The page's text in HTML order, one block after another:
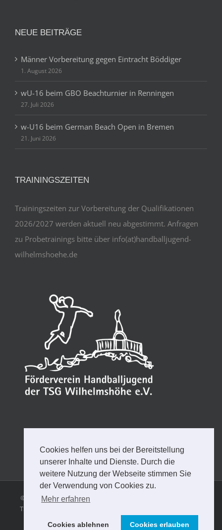
Cookies helfen uns bei der Bereitstellung
unserer Inhalte und Dienste. Durch die
weitere Nutzung der Webseite stimmen Sie
der Verwendung von Cookies zu.
Mehr erfahren
Cookies ablehnen Cookies erlauben
NEUE BEITRÄGE
Männer Vorbereitung gegen Eintracht Böddiger
1. August 2026
wU-16 beim GBO Beachturnier in Renningen
27. Juli 2026
w-U16 beim German Beach Open in Bremen
21. Juni 2026
TRAININGSZEITEN
Trainingszeiten zur Vorbereitung der Qualifikationen
2026/2027 werden aktuell neu abgestimmt. Anfragen
zu Probetrainings bitte über info(at)handballjugend-
wilhelmshoehe.de
© Copyright2026 | FÖRDERVEREIN HANDBALLJUGEND DER
TSG WILHELMSHÖHE e.V. |